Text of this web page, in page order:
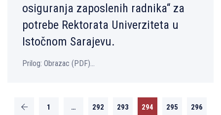
osiguranja zaposlenih radnika“ za
potrebe Rektorata Univerziteta u
Istočnom Sarajevu.
Prilog: Obrazac (PDF)...
1 … 292 293 294 295 296